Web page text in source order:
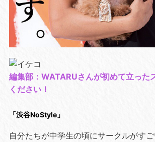
編集部：WATARUさんが初めて立った
ください！
「渋谷NoStyle」
自分たちが中学生の頃にサークルがす